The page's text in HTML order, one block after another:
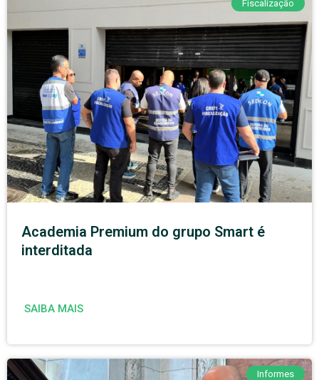
Fiscalização
Academia Premium do grupo Smart é
interditada
SAIBA MAIS
Informes